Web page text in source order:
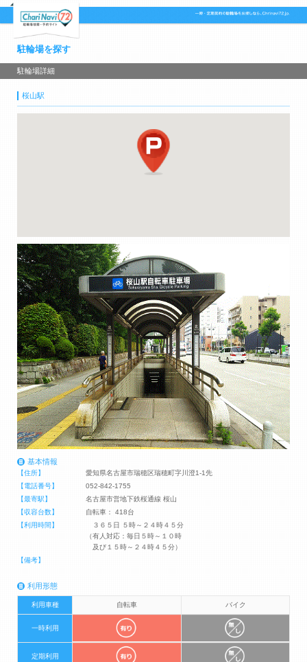
駐輪場を探す
駐輪場詳細
桜山駅
基本情報
【住所】
愛知県名古屋市瑞穂区瑞穂町字川澄1-1先
【電話番号】
052-842-1755
【最寄駅】
名古屋市営地下鉄桜通線 桜山
【収容台数】
自転車： 418台
【利用時間】
３６５日 ５時～２４時４５分
（有人対応：毎日５時～１０時
及び１５時～２４時４５分）
【備考】
利用形態
利用車種 自転車 バイク
一時利用
定期利用